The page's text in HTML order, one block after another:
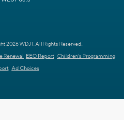
2026 WDJT. All Rights Reserved.
Renewal EEO Report Children's Programming
Ad Choices